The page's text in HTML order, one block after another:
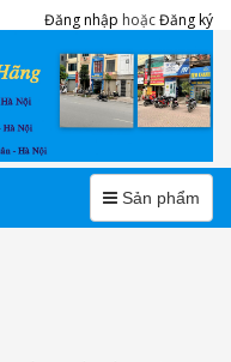
Đăng nhập hoặcĐăng ký
MenuSản phẩm